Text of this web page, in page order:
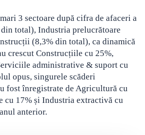
3 sectoare după cifra de afaceri a
total), Industria prelucrătoare
(8,3% din total), ca dinamică
crescut Construcțiile cu 25%,
administrative & suport cu
opus, singurele scăderi
fost înregistrate de Agricultură cu
cu 17% și Industria extractivă cu
anterior.